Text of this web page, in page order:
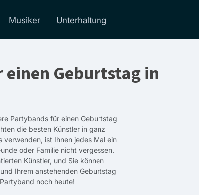
Musiker Unterhaltung
Geburtstag in
Partybands für einen Geburtstag
die besten Künstler in ganz
verwenden, ist Ihnen jedes Mal ein
oder Familie nicht vergessen.
Künstler, und Sie können
Ihrem anstehenden Geburtstag
noch heute!